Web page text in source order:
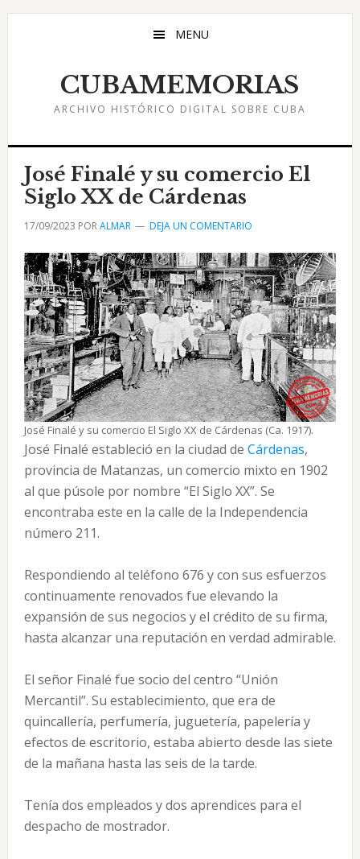
Saltar
Saltar
Saltar
MENU
CUBAMEMORIAS
ARCHIVO HISTÓRICO DIGITAL SOBRE CUBA
José Finalé y su comercio El
Siglo XX de Cárdenas
17/09/2023 PORALMAR DEJA UN COMENTARIO
José Finalé y su comercio El Siglo XX de Cárdenas (Ca. 1917).
José Finalé estableció en la ciudad de Cárdenas,
provincia de Matanzas, un comercio mixto en 1902
al que púsole por nombre “El Siglo XX”. Se
encontraba este en la calle de la Independencia
número 211.
Respondiendo al teléfono 676 y con sus esfuerzos
continuamente renovados fue elevando la
expansión de sus negocios y el crédito de su firma,
hasta alcanzar una reputación en verdad admirable.
El señor Finalé fue socio del centro “Unión
Mercantil”. Su establecimiento, que era de
quincallería, perfumería, juguetería, papelería y
efectos de escritorio, estaba abierto desde las siete
de la mañana hasta las seis de la tarde.
Tenía dos empleados y dos aprendices para el
despacho de mostrador.